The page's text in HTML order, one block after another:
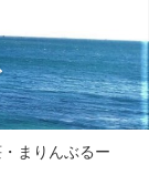
まりんぶるー